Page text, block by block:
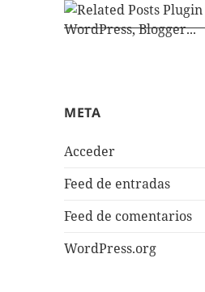
META
Acceder
Feed de entradas
Feed de comentarios
WordPress.org